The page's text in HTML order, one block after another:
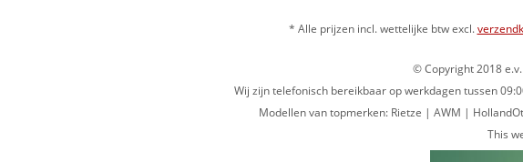
* Alle prijzen incl. wettelijke btw excl.
© Copyright 2018
Wij zijn telefonisch bereikbaar op werkdagen tussen
Modellen van topmerken: Rietze | AWM |
This